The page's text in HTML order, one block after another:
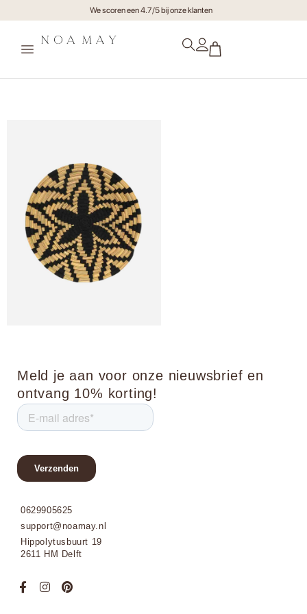
We scoren een 4.7/5 bij onze klanten
Meld je aan voor onze nieuwsbrief en
ontvang 10% korting!
0629905625
support@noamay.nl
Hippolytusbuurt 19
2611 HM Delft